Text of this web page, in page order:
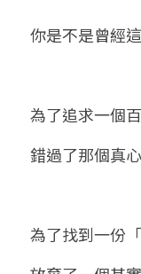
你是不是曾經
為了追求一個
錯過了那個真
為了找到一份